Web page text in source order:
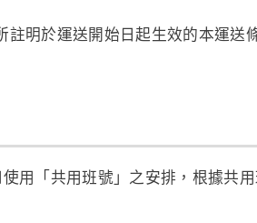
明於運送開始日起生效的本運送
用「共用班號」之安排，根據共